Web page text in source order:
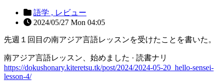
語学 , レビュー
2024/05/27 Mon 04:05
先週１回目の南アジア言語レッスンを受けたことを書いた。
南アジア言語レッスン、始めました · 読書ナリ
https://dokushonary.kiteretsu.tk/post/2024/2024-05-20_hello-sensei-
lesson-4/